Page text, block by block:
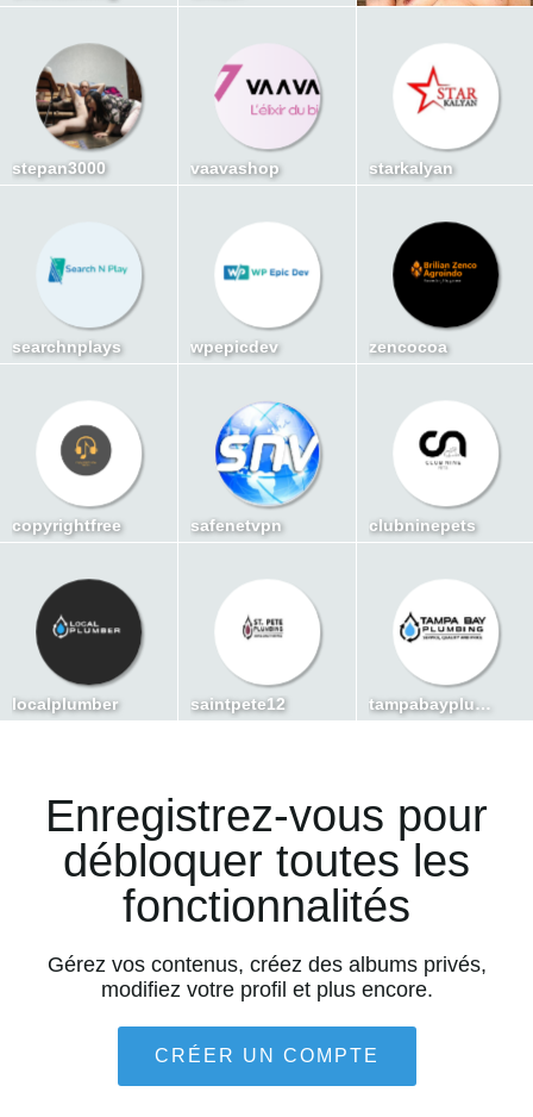
stepan3000 vaavashop starkalyan
searchnplays wpepicdev zencocoa
copyrightfree safenetvpn clubninepets
localplumber saintpete12 tampabayplumber
Enregistrez-vous pour
débloquer toutes les
fonctionnalités
Gérez vos contenus, créez des albums privés,
modifiez votre profil et plus encore.
CRÉER UN COMPTE